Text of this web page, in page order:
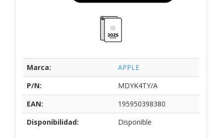
Marca:
APPLE
P/N:
MDYK4TY/A
EAN:
195950398380
Disponibilidad:
Disponible